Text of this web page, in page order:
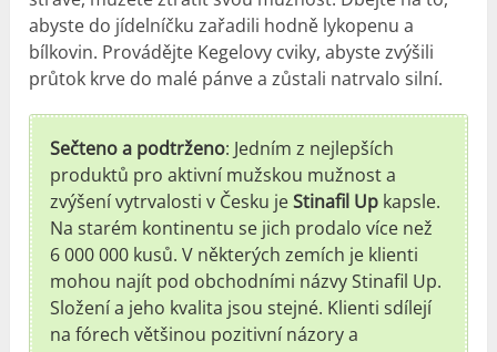
abyste do jídelníčku zařadili hodně lykopenu a
bílkovin. Provádějte Kegelovy cviky, abyste zvýšili
průtok krve do malé pánve a zůstali natrvalo silní.
Sečteno a podtrženo: Jedním z nejlepších
produktů pro aktivní mužskou mužnost a
zvýšení vytrvalosti v Česku jeStinafil Up kapsle.
Na starém kontinentu se jich prodalo více než
6 000 000 kusů. V některých zemích je klienti
mohou najít pod obchodními názvy Stinafil Up.
Složení a jeho kvalita jsou stejné. Klienti sdílejí
na fórech většinou pozitivní názory a